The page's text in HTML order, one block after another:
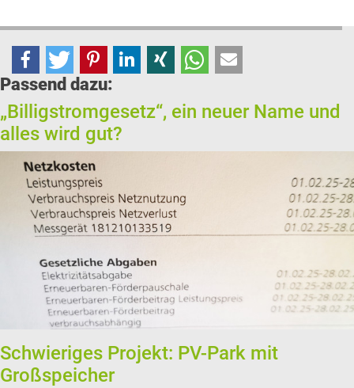
Passend dazu:
„Billigstromgesetz“, ein neuer Name und
alles wird gut?
Schwieriges Projekt: PV-Park mit
Großspeicher